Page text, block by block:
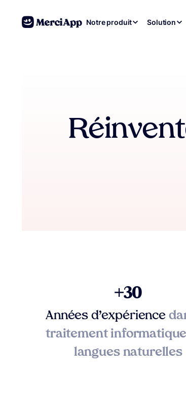
Aller au contenu
Notre produit Solution
+30
Années d’expérience
traitement
langues naturelles